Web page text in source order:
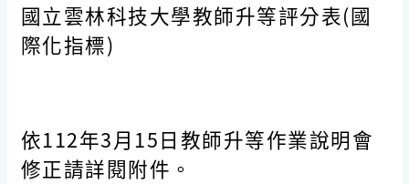
國立雲林科技大學教師升等評分表(國
際化指標)
依112年3月15日教師升等作業說明會
修正請詳閱附件。